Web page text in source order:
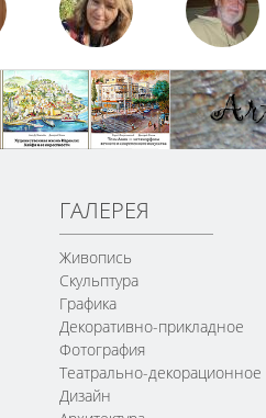
ГАЛЕРЕЯ
Живопись
Скульптура
Графика
Декоративно-прикладное
Фотография
Театрально-декорационное
Дизайн